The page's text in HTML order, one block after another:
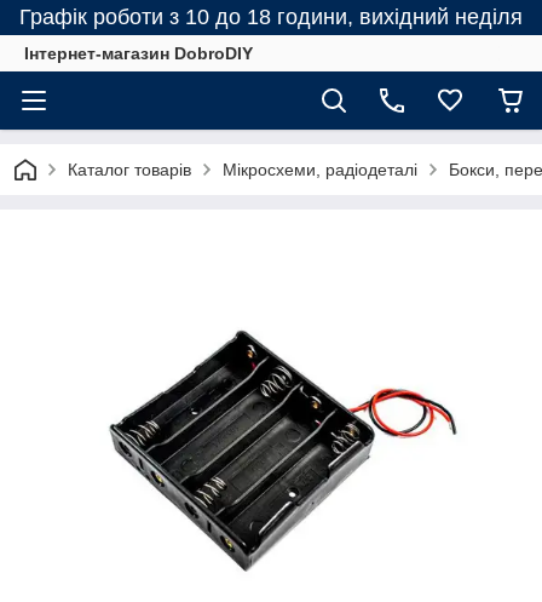
Графік роботи з 10 до 18 години, вихідний неділя
Інтернет-магазин DobroDIY
Каталог товарів Мікросхеми, радіодеталі Бокси,